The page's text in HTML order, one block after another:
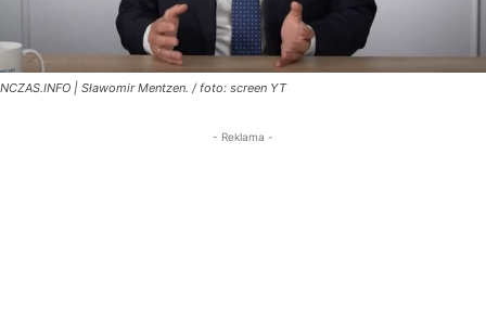
NCZAS.INFO | Sławomir Mentzen. / foto: screen YT
- Reklama -